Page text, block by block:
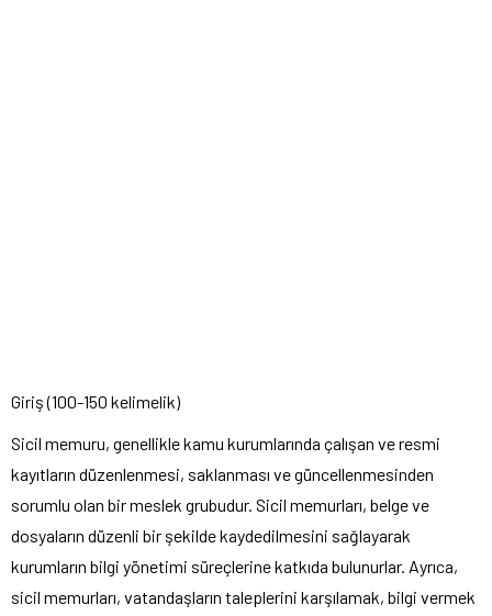
Giriş (100-150 kelimelik)
Sicil memuru, genellikle kamu kurumlarında çalışan ve resmi
kayıtların düzenlenmesi, saklanması ve güncellenmesinden
sorumlu olan bir meslek grubudur. Sicil memurları, belge ve
dosyaların düzenli bir şekilde kaydedilmesini sağlayarak
kurumların bilgi yönetimi süreçlerine katkıda bulunurlar. Ayrıca,
sicil memurları, vatandaşların taleplerini karşılamak, bilgi vermek